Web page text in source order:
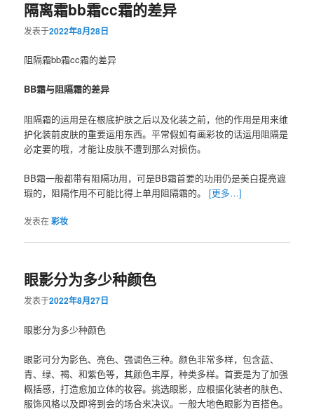
隔离霜bb霜cc霜的差异
发表于2022年8月28日
阻隔霜bb霜cc霜的差异
BB霜与阻隔霜的差异
阻隔霜的运用是在根底护肤之后以及化装之前，他的作用是用来维
护化装前皮肤的重要运用东西。平常假如有画彩妆的话运用阻隔是
必定要的哦，才能让皮肤不遭到那么对损伤。
BB霜一般都带有阻隔功用，可是BB霜首要的功用仍是美白提亮遮
瑕的，阻隔作用不可能比得上单用阻隔霜的。[更多…]
发表在彩妆
眼影分为多少种颜色
发表于2022年8月27日
眼影分为多少种颜色
眼影可分为影色、亮色、强调色三种。颜色非常多样，包含蓝、
青、绿、褐、和紫色等，其颜色丰厚，种类多样。首要是为了加强
概括感，打造愈加立体的妆容。挑选眼影，应根据化装者的肤色、
服饰风格以及即将到会的场合来决议。一般大地色眼影为百搭色。